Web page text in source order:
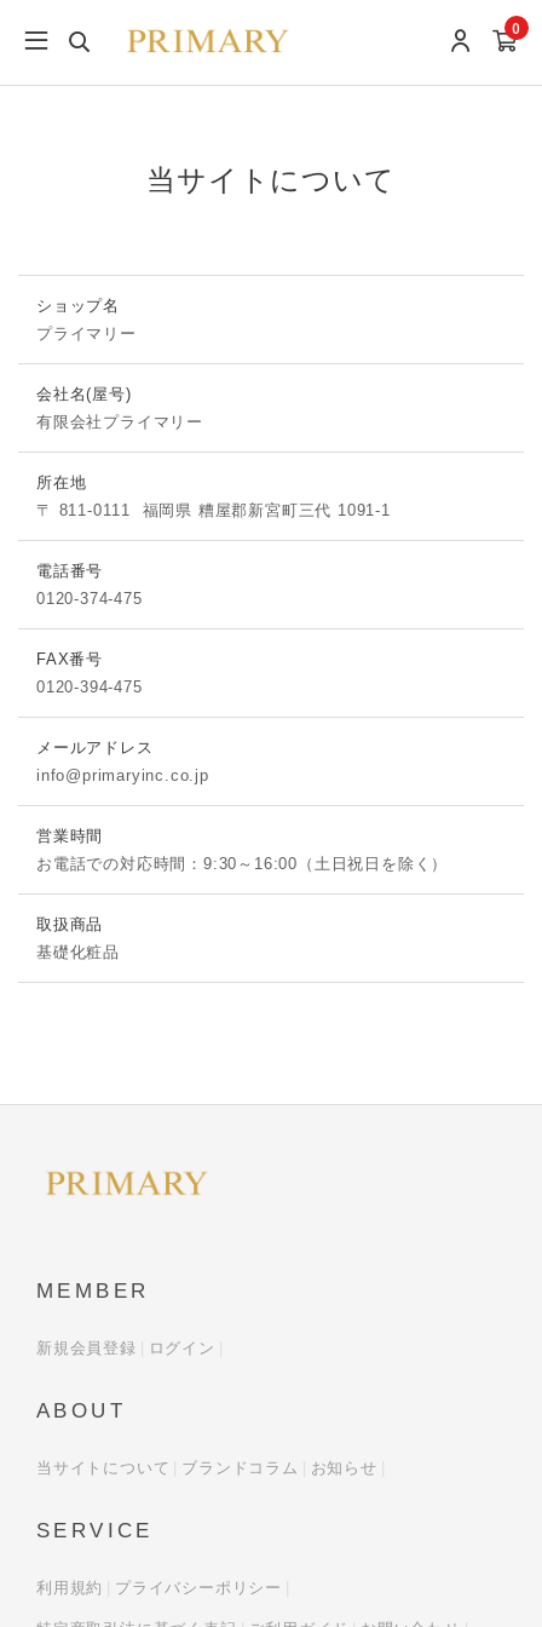
0
当サイトについて
ショップ名
プライマリー
会社名(屋号)
有限会社プライマリー
所在地
〒 811-0111 福岡県 糟屋郡新宮町三代 1091-1
電話番号
0120-374-475
FAX番号
0120-394-475
メールアドレス
info@primaryinc.co.jp
営業時間
お電話での対応時間：9:30～16:00（土日祝日を除く）
取扱商品
基礎化粧品
MEMBER
新規会員登録 ログイン
ABOUT
当サイトについて ブランドコラム お知らせ
SERVICE
利用規約 プライバシーポリシー